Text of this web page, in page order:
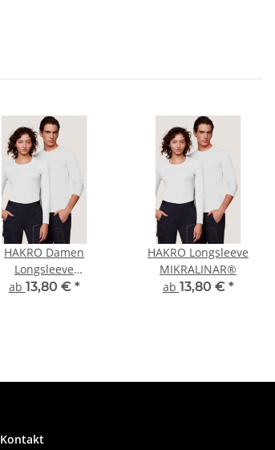
HAKRO Damen
Longsleeve
MIKRALINAR®
ab 13,80 € *
HAKRO Longsleeve
MIKRALINAR®
ab 13,80 € *
Kontakt